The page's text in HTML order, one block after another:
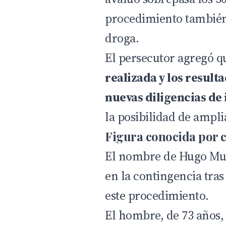
procedimiento
droga.
El persecutor agregó
realizada y los
nuevas diligencias
la posibilidad de
Figura conocida por
El nombre de Hugo
en la contingencia
este procedimiento.
El hombre, de 73